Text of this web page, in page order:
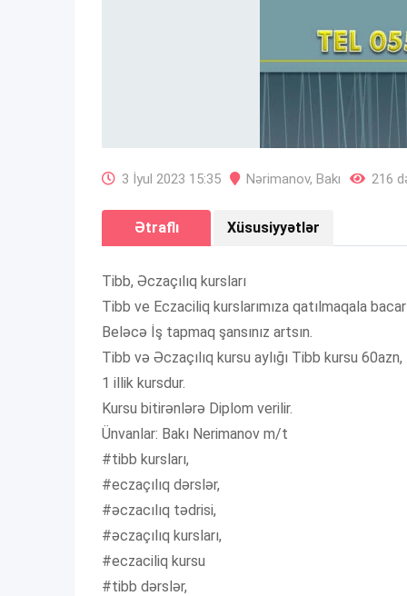
3 İyul 2023 15:35 Nərimanov, Bakı 216
Ətraflı Xüsusiyyətlər
Tibb, Əczaçılıq kursları
Tibb ve Eczaciliq kurslarımıza qatılmaqala
Beləcə İş tapmaq şansınız artsın.
Tibb və Əczaçılıq kursu aylığı Tibb kursu
1 illik kursdur.
Kursu bitirənlərə Diplom verilir.
Ünvanlar: Bakı Nerimanov m/t
#tibb kursları,
#eczaçılıq dərslər,
#əczacılıq tədrisi,
#əczaçılıq kursları,
#eczaciliq kursu
#tibb dərslər,